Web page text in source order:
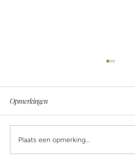
Opmerkingen
Plaats een opmerking...